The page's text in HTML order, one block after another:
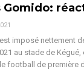
Gomido:
imposé nettement
au stade de
football de première